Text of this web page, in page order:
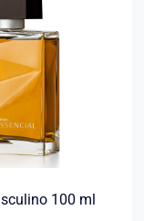
100 ml